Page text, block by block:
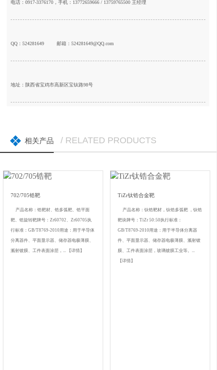
电话：0917-3376170，手机：13772659666 / 13759765500 王经理
QQ：524281649 邮箱：524281649@QQ.com
地址：陕西省宝鸡市高新区宝钛路98号
相关产品 / RELATED PRODUCTS
702/705锆靶
产品名称：锆靶材、锆多弧靶、锆平面
靶、锆旋转靶牌号：Zr60702、Zr60705执
行标准：GB/T8769-2010用途：用于半导体
分离器件、平面显示器、储存器电极薄膜、
溅射镀膜、工件表面涂层，... 【详情】
TiZr钛锆合金靶
产品名称：钛锆靶材，钛锆多弧靶 ，钛锆
靶块牌号：TiZr 50:50执行标准：
GB/T8769-2010用途：用于半导体分离器
件、平面显示器、储存器电极薄膜、溅射镀
膜、工件表面涂层，玻璃镀膜工业等。...
【详情】